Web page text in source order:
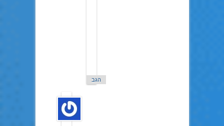
הגב
546456
ב26
בינואר
2016